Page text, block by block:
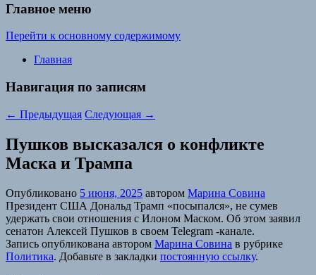
Главное меню
Перейти к основному содержимому
Главная
Навигация по записям
← Предыдущая Следующая →
Пушков высказался о конфликте
Маска и Трампа
Опубликовано 5 июня, 2025 автором Марина Совина
Президент США Дональд Трамп «посыпался», не сумев
удержать свои отношения с Илоном Маском. Об этом заявил
сенатон Алексей Пушков в своем Telegram -канале.
Запись опубликована автором Марина Совина в рубрике
Политика. Добавьте в закладки постоянную ссылку.